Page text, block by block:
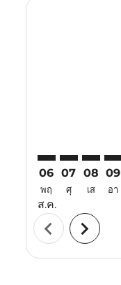
06
พฤ
ส.ค.
07
ศุ
08
เส
09
อา
chevron_left chevron_right